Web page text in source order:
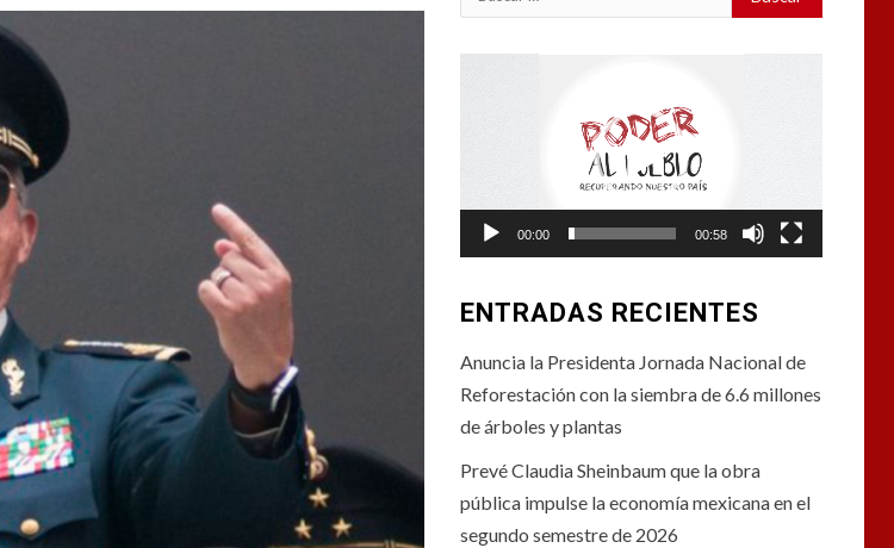
00:00 00:58
ENTRADAS RECIENTES
Anuncia la Presidenta Jornada Nacional de
Reforestación con la siembra de 6.6 millones
de árboles y plantas
Prevé Claudia Sheinbaum que la obra
pública impulse la economía mexicana en el
segundo semestre de 2026